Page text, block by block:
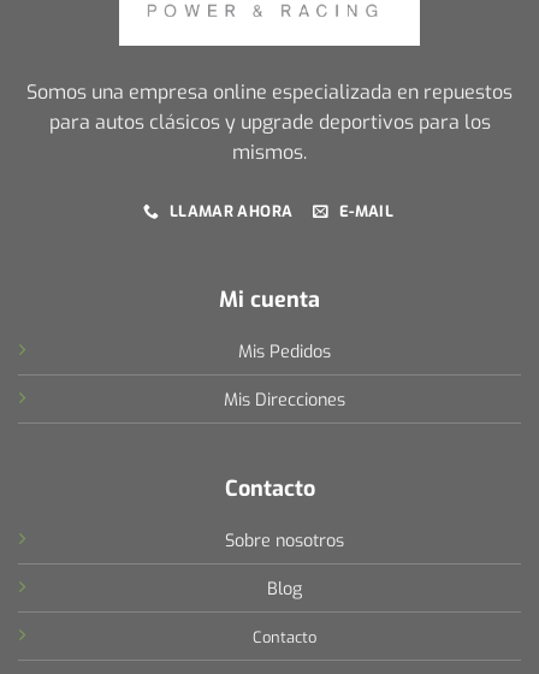
Somos una empresa online especializada en repuestos
para autos clásicos y upgrade deportivos para los
mismos.
LLAMAR AHORA E-MAIL
Mi cuenta
Mis Pedidos
Mis Direcciones
Contacto
Sobre nosotros
Blog
Contacto